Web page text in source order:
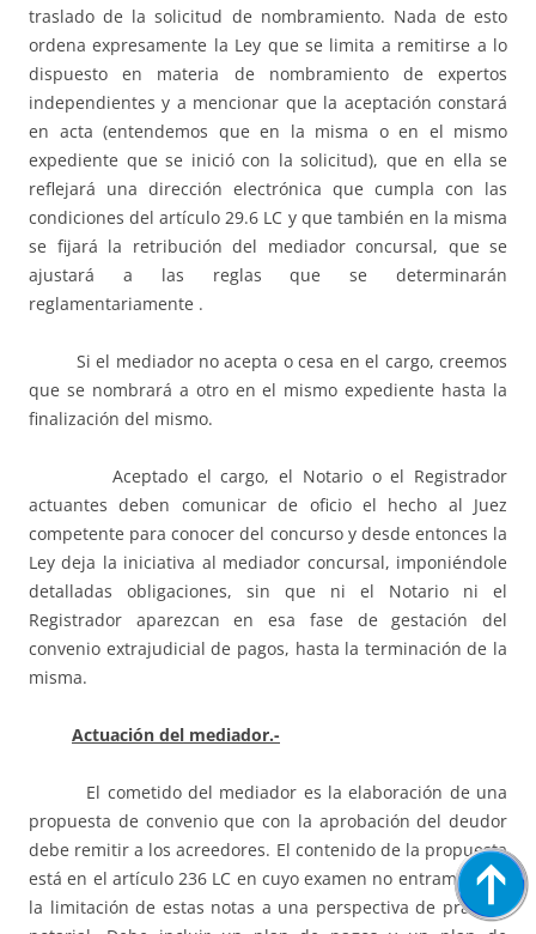
traslado de la solicitud de nombramiento. Nada de esto
ordena expresamente la Ley que se limita a remitirse a lo
dispuesto en materia de nombramiento de expertos
independientes y a mencionar que la aceptación constará
en acta (entendemos que en la misma o en el mismo
expediente que se inició con la solicitud), que en ella se
reflejará una dirección electrónica que cumpla con las
condiciones del artículo 29.6 LC y que también en la misma
se fijará la retribución del mediador concursal, que se
ajustará a las reglas que se determinarán
reglamentariamente .
Si el mediador no acepta o cesa en el cargo, creemos
que se nombrará a otro en el mismo expediente hasta la
finalización del mismo.
Aceptado el cargo, el Notario o el Registrador
actuantes deben comunicar de oficio el hecho al Juez
competente para conocer del concurso y desde entonces la
Ley deja la iniciativa al mediador concursal, imponiéndole
detalladas obligaciones, sin que ni el Notario ni el
Registrador aparezcan en esa fase de gestación del
convenio extrajudicial de pagos, hasta la terminación de la
misma.
Actuación del mediador.-
El cometido del mediador es la elaboración de una
propuesta de convenio que con la aprobación del deudor
debe remitir a los acreedores. El contenido de la propuesta
está en el artículo 236 LC en cuyo examen no entramos por
la limitación de estas notas a una perspectiva de práctica